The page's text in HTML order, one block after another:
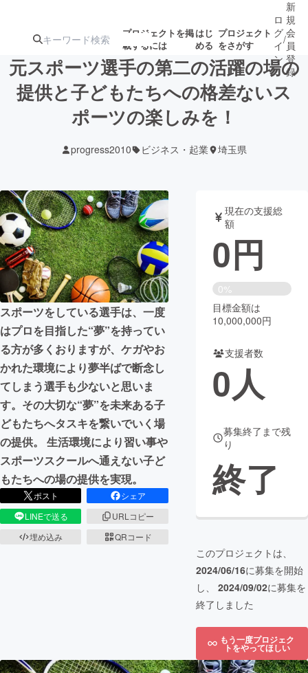
プロジェクトを掲
載するには
はじ
める
プロジェクト
をさがす
注目のリ 注目の新着プロ 募集終了が近いプ
ロジェクト
テクノロジー・ガジェット
映像・映画 書籍・雑誌
ビジネス・起業 チャレンジ
まちづくり・地域活性化
CAMPFIRE for Social Good
CAMPFIRE Creation
CAMPFIREふるさと納税machi-ya コミュニティ
ロ
グ
イ
ン
/
新
規
会
員
登
録
元スポーツ選手の第二の活躍の場の
提供と子どもたちへの格差ないス
ポーツの楽しみを！
progress2010 ビジネス・起業 埼玉県
スポーツをしている選手は、一度
はプロを目指した“夢”を持ってい
る方が多くおりますが、ケガやお
かれた環境により夢半ばで断念し
てしまう選手も少ないと思いま
す。その大切な“夢”を未来ある子
どもたちへタスキを繋いでいく場
の提供。 生活環境により習い事や
スポーツスクールへ通えない子ど
もたちへの場の提供を実現。
ポスト
シェア
LINEで送る
URLコピー
埋め込み
QRコード
現在の支援総
額
0円
0%
目標金額は
10,000,000円
支援者数
0人
募集終了まで残
り
終了
このプロジェクトは、
2024/06/16に募集を開始
し、 2024/09/02に募集を
終了しました
もう一度プロジェク
トをやってほしい